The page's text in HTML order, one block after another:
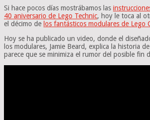
Si hace pocos días mostrábamos las
40 aniversario de Lego Technic, hoy le toca al
el décimo de los fantásticos modulares de Lego
Hoy se ha publicado un video, donde el
los modulares, Jamie Beard, explica la historia
parece que se minimiza el rumor del posible fin